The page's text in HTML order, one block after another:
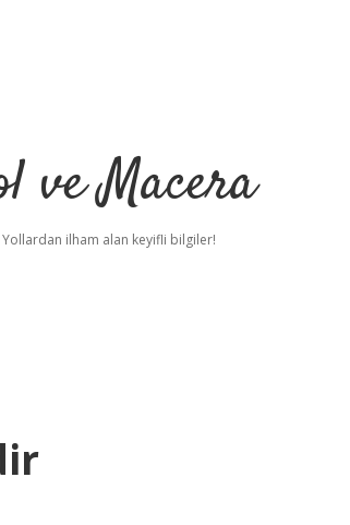
ve Macera
Yollardan ilham alan keyifli bilgiler!